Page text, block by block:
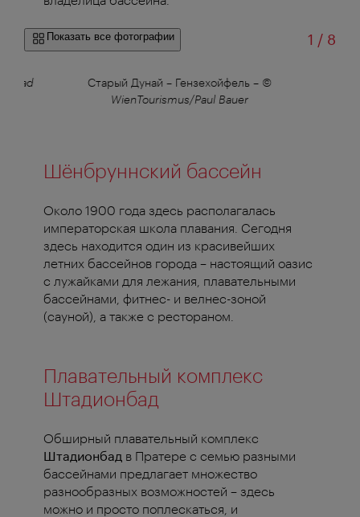
Показать все фотографии 1 /из
8
Старый Дунай – Гензехойфель – ©
WienTourismus/Paul Bauer
Шёнбруннский бассейн
Около 1900 года здесь располагалась
императорская школа плавания. Сегодня
здесь находится один из красивейших
летних бассейнов города – настоящий оазис
с лужайками для лежания, плавательными
бассейнами, фитнес- и велнес-зоной
(сауной), а также с рестораном.
Плавательный комплекс
Штадионбад
Обширный плавательный комплекс
Штадионбад в Пратере с семью разными
бассейнами предлагает множество
разнообразных возможностей – здесь
можно и просто поплескаться, и